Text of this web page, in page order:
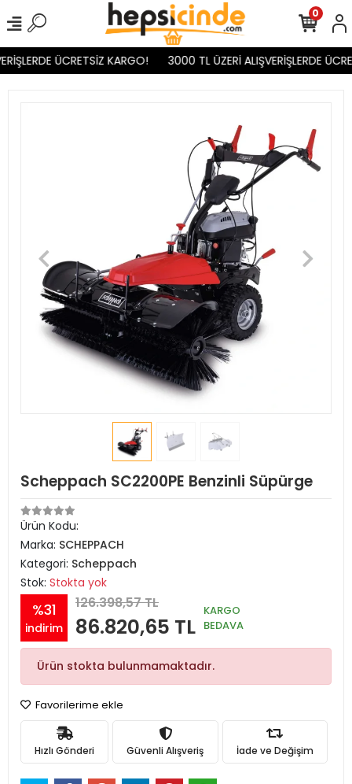
ÜCRETSİZ KARGO! 3000 TL ÜZERİ ALIŞVERİŞLERDE
0
Scheppach SC2200PE Benzinli Süpürge
Ürün Kodu:
Marka: SCHEPPACH
Kategori: Scheppach
Stok: Stokta yok
%31
indirim
126.398,57 TL
86.820,65 TL
KARGO
BEDAVA
Ürün stokta bulunmamaktadır.
Favorilerime ekle
Hızlı Gönderi Güvenli Alışveriş İade ve Değişim